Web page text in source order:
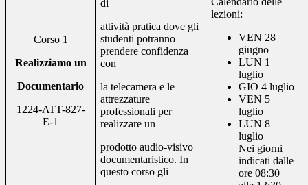
Corso 1
Realizziamo un
Documentario
1224-ATT-827-
E-1
di
attività pratica dove gli
studenti potranno
prendere confidenza
con
la telecamera e le
attrezzature
professionali per
realizzare un
prodotto audio-visivo
documentaristico. In
questo corso gli
lezioni:
VEN 28
giugno
LUN 1
luglio
GIO 4 luglio
VEN 5
luglio
LUN 8
luglio
Nei giorni
indicati dalle
ore 08:30